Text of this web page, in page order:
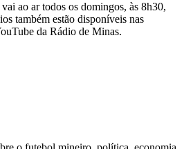
vai ao ar todos os domingos, às 8h30,
também estão disponíveis nas
da Rádio de Minas.